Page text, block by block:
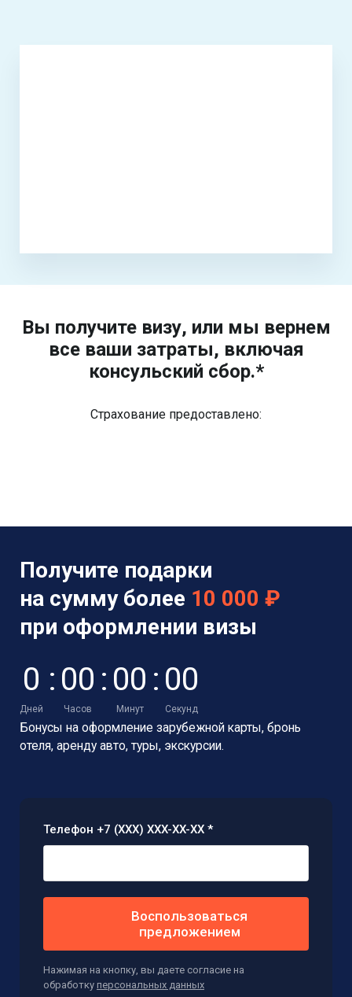
Вы получите визу, или мы вернем
все ваши затраты, включая
консульский сбор.*
Страхование предоставлено:
Получите подарки
на сумму более 10 000 ₽
при оформлении визы
0
Дней
: 00
Часов
: 00
Минут
: 00
Секунд
Бонусы на оформление зарубежной карты, бронь
отеля, аренду авто, туры, экскурсии.
Телефон +7 (XXX) XXX-XX-XX *
Воспользоваться
предложением
Нажимая на кнопку, вы даете согласие на
обработку персональных данных